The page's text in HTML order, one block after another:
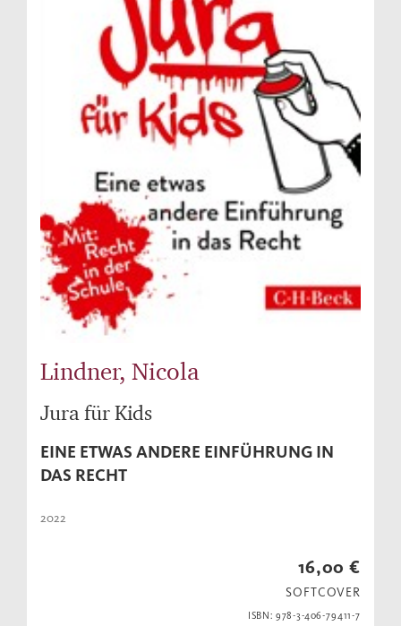
Lindner, Nicola
Jura für Kids
EINE ETWAS ANDERE EINFÜHRUNG IN
DAS RECHT
2022
16,00 €
SOFTCOVER
ISBN: 978-3-406-79411-7